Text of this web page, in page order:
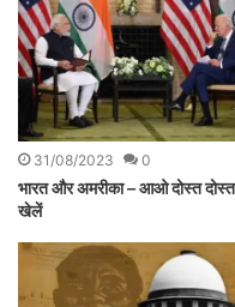
31/08/2023 0
भारत और अमरीका – आओ दोस्त दोस्त
खेलें